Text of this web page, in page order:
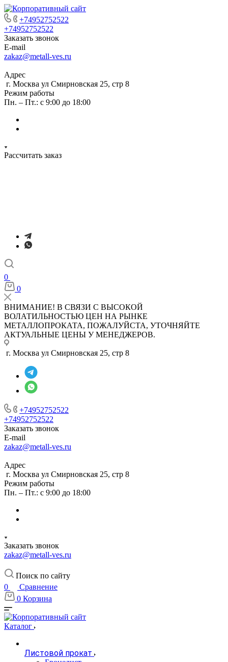
+74952752522
+74952752522
Заказать звонок
E-mail
zakaz@metall-ves.ru
Адрес
г. Москва ул Смирновская 25, стр 8
Режим работы
Пн. – Пт.: с 9:00 до 18:00
Рассчитать заказ
0
0
ВНИМАНИЕ! В СВЯЗИ С ВЫСОКОЙ
ВОЛАТИЛЬНОСТЬЮ ЦЕН НА РЫНКЕ
МЕТАЛЛОПРОКАТА, ПОЖАЛУЙСТА, УТОЧНЯЙТЕ
АКТУАЛЬНЫЕ ЦЕНЫ У МЕНЕДЖЕРОВ.
г. Москва ул Смирновская 25, стр 8
+74952752522
+74952752522
Заказать звонок
E-mail
zakaz@metall-ves.ru
Адрес
г. Москва ул Смирновская 25, стр 8
Режим работы
Пн. – Пт.: с 9:00 до 18:00
Заказать звонок
zakaz@metall-ves.ru
Поиск по сайту
0
Сравнение
0 Корзина
Каталог
Листовой прокат